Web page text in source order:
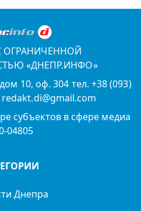
ОГРАНИЧЕННОЙ
«ДНЕПР.ИНФО»
10, оф. 304 тел. +38 (093)
субъектов в сфере медиа
04805
Днепра